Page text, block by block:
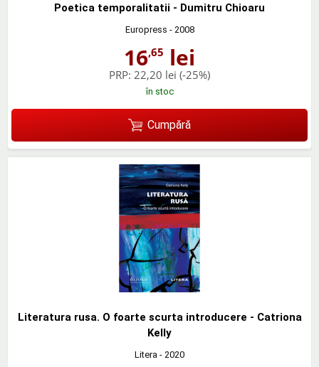
Poetica temporalitatii - Dumitru Chioaru
Europress - 2008
16,65 lei
PRP: 22,20 lei (-25%)
în stoc
Cumpără
Literatura rusa. O foarte scurta introducere - Catriona
Kelly
Litera - 2020